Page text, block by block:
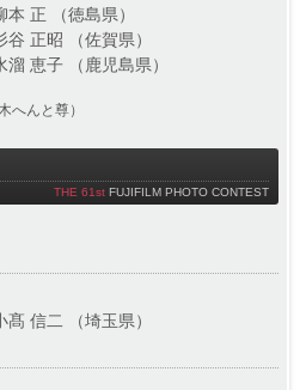
本 正 （徳島県）
谷 正昭 （佐賀県）
溜 恵子 （鹿児島県）
へんと尊）
THE 61st FUJIFILM PHOTO CONTEST
髙 信二 （埼玉県）